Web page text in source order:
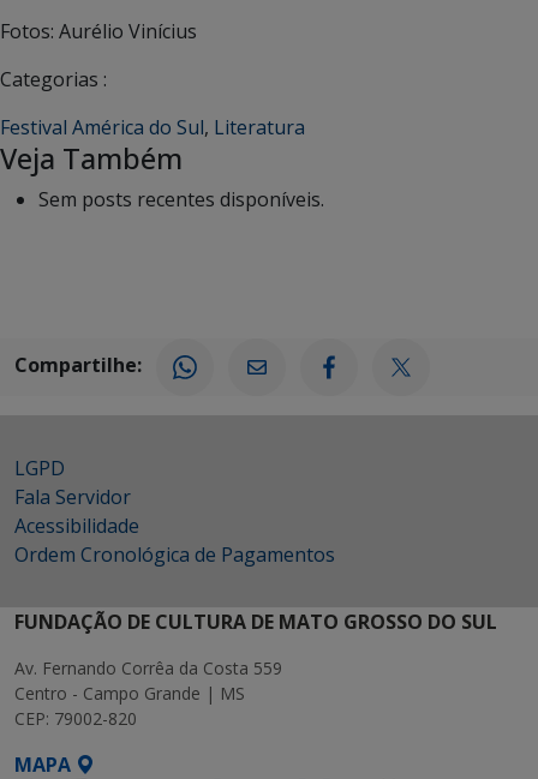
Fotos: Aurélio Vinícius
Categorias :
Festival América do Sul, Literatura
Veja Também
Sem posts recentes disponíveis.
Compartilhe:
LGPD
Fala Servidor
Acessibilidade
Ordem Cronológica de Pagamentos
FUNDAÇÃO DE CULTURA DE MATO GROSSO DO SUL
Av. Fernando Corrêa da Costa 559
Centro - Campo Grande | MS
CEP: 79002-820
MAPA